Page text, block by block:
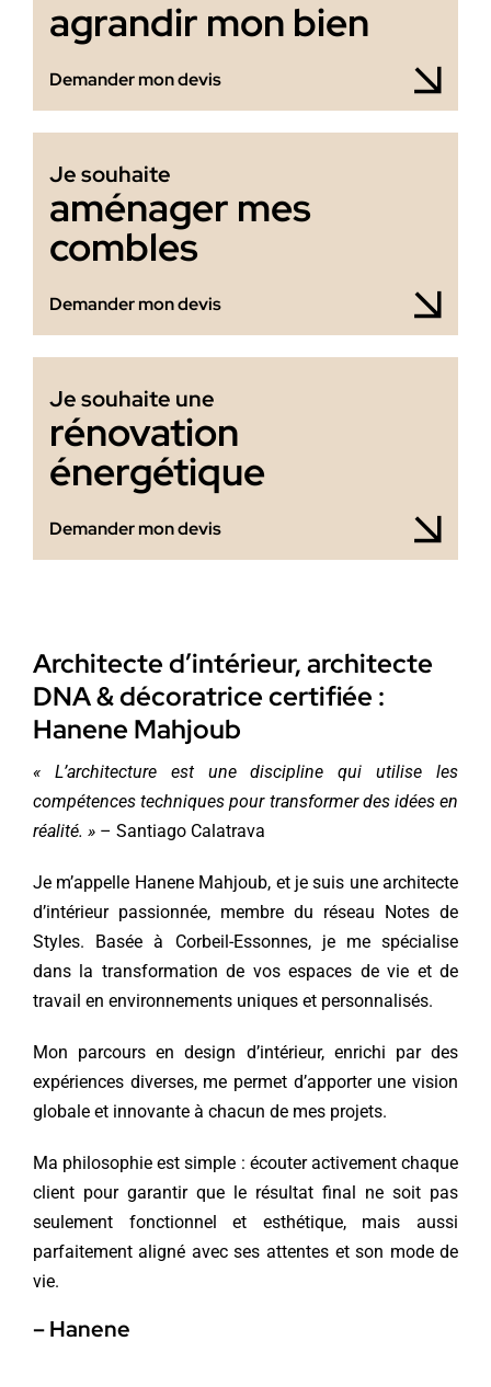
agrandir mon bien
Demander mon devis
Je souhaite
aménager mes
combles
Demander mon devis
Je souhaite une
rénovation
énergétique
Demander mon devis
Architecte d’intérieur, architecte
DNA & décoratrice certifiée :
Hanene Mahjoub
« L’architecture est une discipline qui utilise les
compétences techniques pour transformer des idées en
réalité. »– Santiago Calatrava
Je m’appelle Hanene Mahjoub, et je suis une architecte
d’intérieur passionnée, membre du réseau Notes de
Styles. Basée à Corbeil-Essonnes, je me spécialise
dans la transformation de vos espaces de vie et de
travail en environnements uniques et personnalisés.
Mon parcours en design d’intérieur, enrichi par des
expériences diverses, me permet d’apporter une vision
globale et innovante à chacun de mes projets.
Ma philosophie est simple : écouter activement chaque
client pour garantir que le résultat final ne soit pas
seulement fonctionnel et esthétique, mais aussi
parfaitement aligné avec ses attentes et son mode de
vie.
– Hanene